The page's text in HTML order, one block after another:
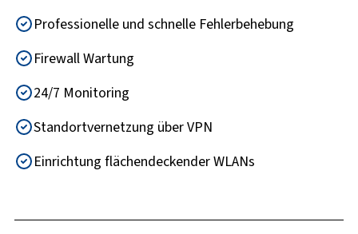
Professionelle und schnelle Fehlerbehebung
Firewall Wartung
24/7 Monitoring
Standortvernetzung über VPN
Einrichtung flächendeckender WLANs